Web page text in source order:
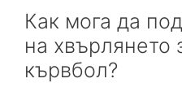
Как мога да
на хвърлянето
кървбол?